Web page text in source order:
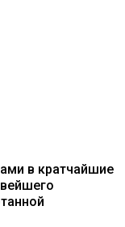
в кратчайшие